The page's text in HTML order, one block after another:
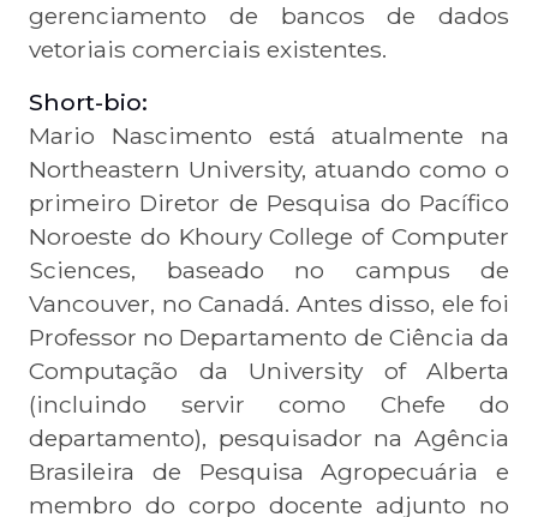
gerenciamento de bancos de dados
vetoriais comerciais existentes.
Short-bio:
Mario Nascimento está atualmente na
Northeastern University, atuando como o
primeiro Diretor de Pesquisa do Pacífico
Noroeste do Khoury College of Computer
Sciences, baseado no campus de
Vancouver, no Canadá. Antes disso, ele foi
Professor no Departamento de Ciência da
Computação da University of Alberta
(incluindo servir como Chefe do
departamento), pesquisador na Agência
Brasileira de Pesquisa Agropecuária e
membro do corpo docente adjunto no